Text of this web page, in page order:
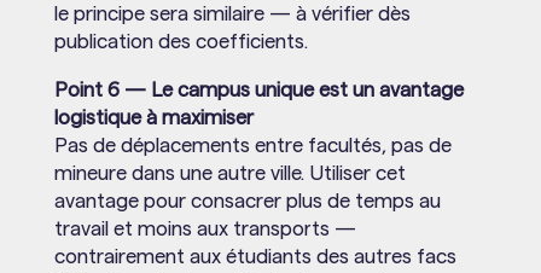
le principe sera similaire — à vérifier dès
publication des coefficients.
Point 6 — Le campus unique est un avantage
logistique à maximiser
Pas de déplacements entre facultés, pas de
mineure dans une autre ville. Utiliser cet
avantage pour consacrer plus de temps au
travail et moins aux transports —
contrairement aux étudiants des autres facs